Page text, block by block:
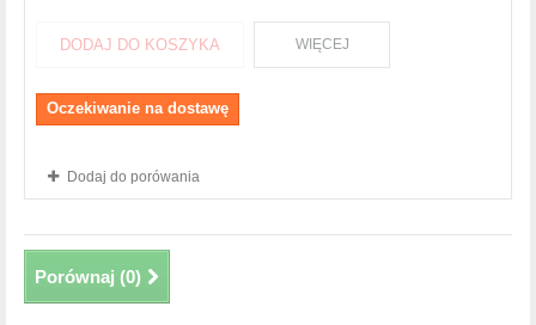
DODAJ DO KOSZYKA WIĘCEJ
Oczekiwanie na dostawę
Dodaj do porówania
Porównaj (0)